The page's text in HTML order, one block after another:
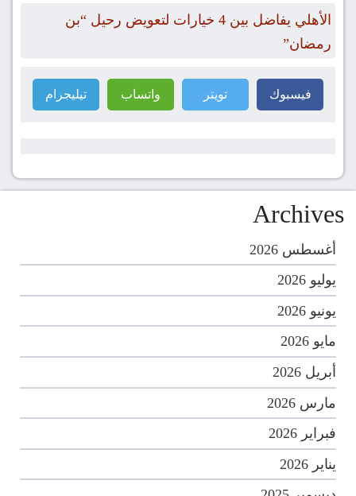
الأهلي يفاضل بين 4 خيارات لتعويض رحيل “بن
رمضان”
فيسبوك تويتر واتساب تيليجرام
Archives
أغسطس 2026
يوليو 2026
يونيو 2026
مايو 2026
أبريل 2026
مارس 2026
فبراير 2026
يناير 2026